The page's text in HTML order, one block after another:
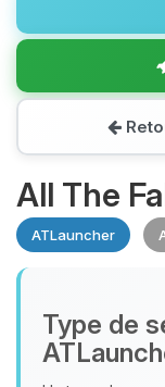
All The
ATLauncher
Type de